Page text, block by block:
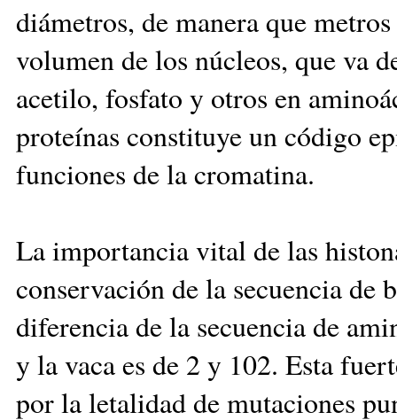
diámetros, de manera que
volumen de los núcleos, que va
acetilo, fosfato y otros en
proteínas constituye un código
funciones de la cromatina.
La importancia vital de las
conservación de la secuencia
diferencia de la secuencia de
y la vaca es de 2 y 102. Esta
por la letalidad de mutaciones